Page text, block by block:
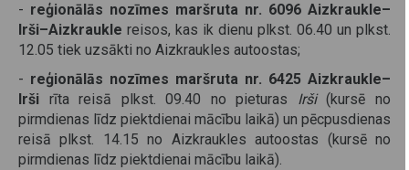
- reģionālās nozīmes maršruta nr. 6096 Aizkraukle–
Irši–Aizkraukle reisos, kas ik dienu plkst. 06.40 un plkst.
12.05 tiek uzsākti no Aizkraukles autoostas;
- reģionālās nozīmes maršruta nr. 6425 Aizkraukle–
Irši rīta reisā plkst. 09.40 no pieturas Irši(kursē no
pirmdienas līdz piektdienai mācību laikā) un pēcpusdienas
reisā plkst. 14.15 no Aizkraukles autoostas (kursē no
pirmdienas līdz piektdienai mācību laikā).